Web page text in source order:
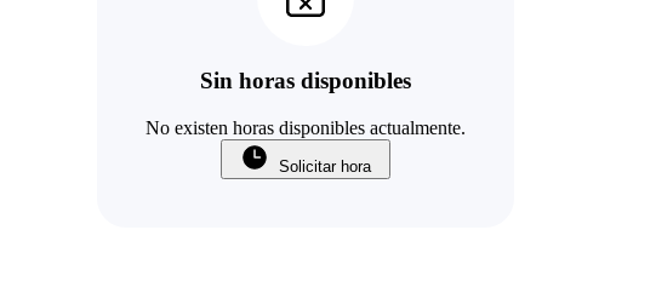
Sin horas disponibles
No existen horas disponibles actualmente.
Solicitar hora